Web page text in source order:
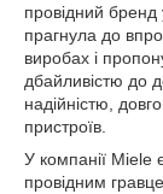
провідний бренд
прагнула до
виробах і
дбайливістю до
надійністю,
пристроїв.
У компанії Miele
провідним